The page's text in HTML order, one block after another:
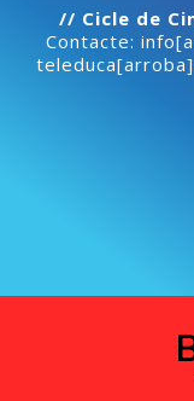
// Cicle de
Contacte: